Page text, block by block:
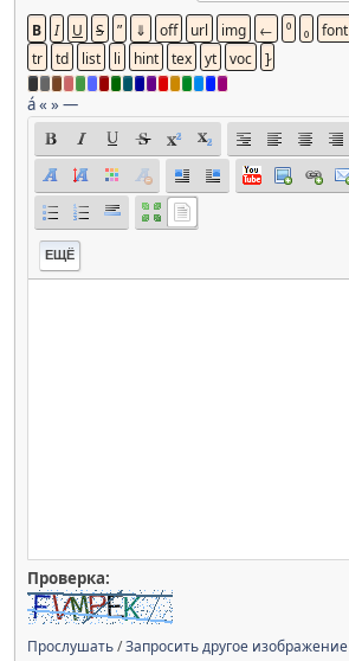
á« »—
ЕЩЁ
Проверка:
Прослушать/Запросить другое изображение